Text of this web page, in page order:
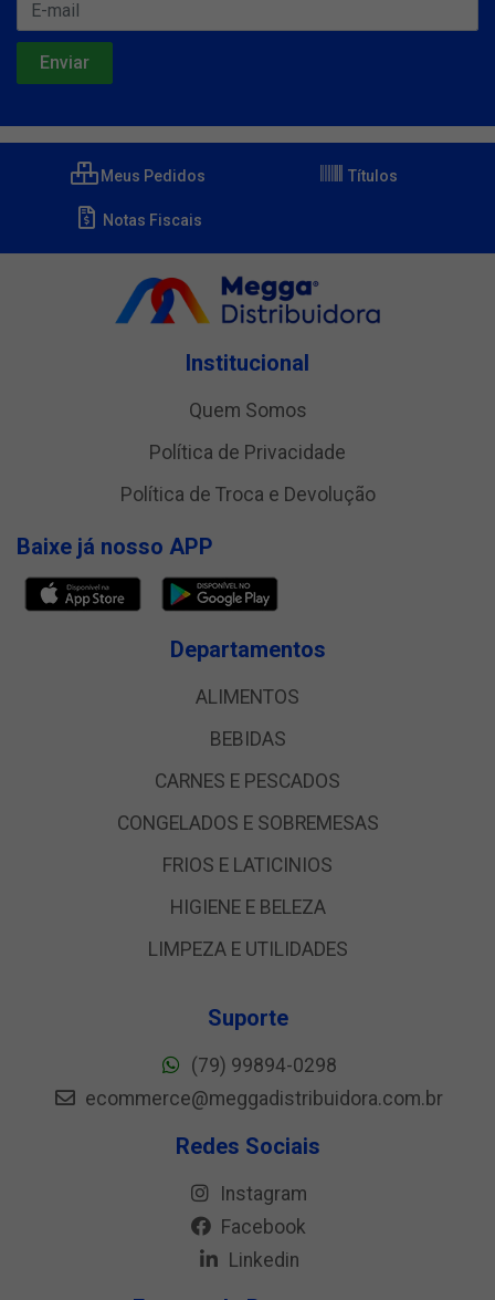
Meus Pedidos Títulos
Notas Fiscais
Institucional
Quem Somos
Política de Privacidade
Política de Troca e Devolução
Baixe já nosso APP
Departamentos
ALIMENTOS
BEBIDAS
CARNES E PESCADOS
CONGELADOS E SOBREMESAS
FRIOS E LATICINIOS
HIGIENE E BELEZA
LIMPEZA E UTILIDADES
Suporte
(79) 99894-0298
ecommerce@meggadistribuidora.com.br
Redes Sociais
Instagram
Facebook
Linkedin